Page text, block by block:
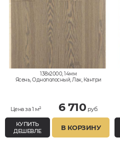
138x2000, 14мм
Ясень, Однополосный, Лак, Кантри
Цена за 1 м² 6 710 руб.
КУПИТЬ
ДЕШЕВЛЕ
В КОРЗИНУ